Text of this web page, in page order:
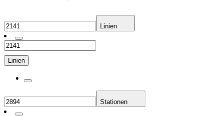
Linien
Linien
Stationen